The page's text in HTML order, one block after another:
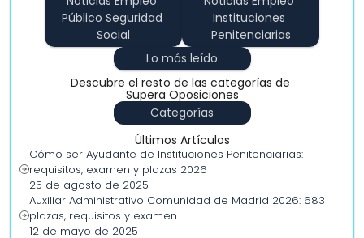
Público Seguridad
Social
Instituciones
Penitenciarias
Lo más leído
Descubre el resto de las categorías de
Supera Oposiciones
Categorías
Últimos Artículos
Cómo ser Ayudante de Instituciones Penitenciarias:
requisitos, examen y plazas 2026
25 de agosto de 2025
Auxiliar Administrativo Comunidad de Madrid 2026: 683
plazas, requisitos y examen
12 de mayo de 2025